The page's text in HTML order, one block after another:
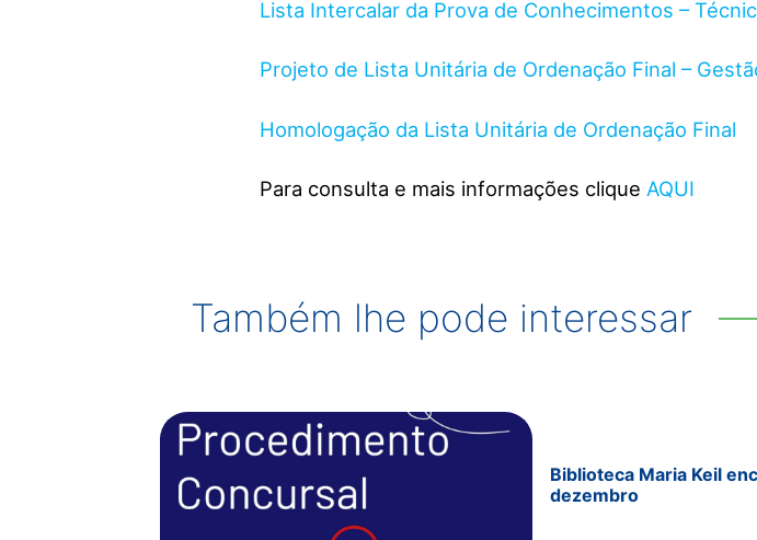
Lista Intercalar da Prova de Conhecimentos –
Projeto de Lista Unitária de Ordenação Final –
Homologação da Lista Unitária de Ordenação Final
Para consulta e mais informações clique AQUI
Também lhe pode interessar
Biblioteca Maria Keil
dezembro